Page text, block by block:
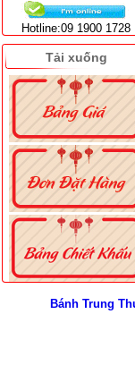
Hotline:09 1900 1728
Tải xuống
Bánh Trung